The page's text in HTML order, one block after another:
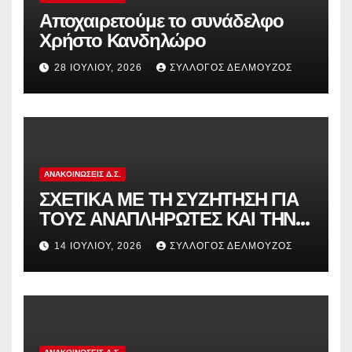
Αποχαιρετούμε το συνάδελφο
Χρήστο Κανδηλώρο
28 ΙΟΥΛΊΟΥ, 2026 ΣΎΛΛΟΓΟΣ ΔΕΛΜΟΎΖΟΣ
ΑΝΑΚΟΙΝΏΣΕΙΣ Δ.Σ.
ΣΧΕΤΙΚΑ ΜΕ ΤΗ ΣΥΖΗΤΗΣΗ ΓΙΑ
ΤΟΥΣ ΑΝΑΠΛΗΡΩΤΕΣ ΚΑΙ ΤΗΝ
ΠΑΡΑΠΟΜΠΗ ΤΗΣ ΕΛΛΑΔΑΣ
ΣΤΟ ΕΥΡΩΠΑΪΚΟ ΔΙΚΑΣΤΗΡΙΟ
14 ΙΟΥΛΊΟΥ, 2026 ΣΎΛΛΟΓΟΣ ΔΕΛΜΟΎΖΟΣ